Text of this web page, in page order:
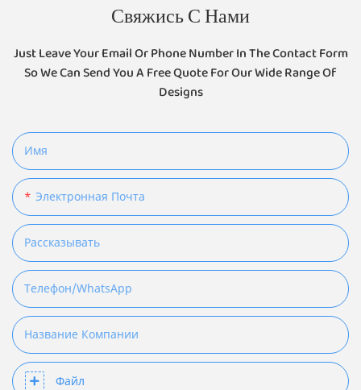
Свяжись С Нами
Just Leave Your Email Or Phone Number In The Contact Form
So We Can Send You A Free Quote For Our Wide Range Of
Designs
Имя
Электронная Почта
Рассказывать
Телефон/WhatsApp
Название Компании
Файл